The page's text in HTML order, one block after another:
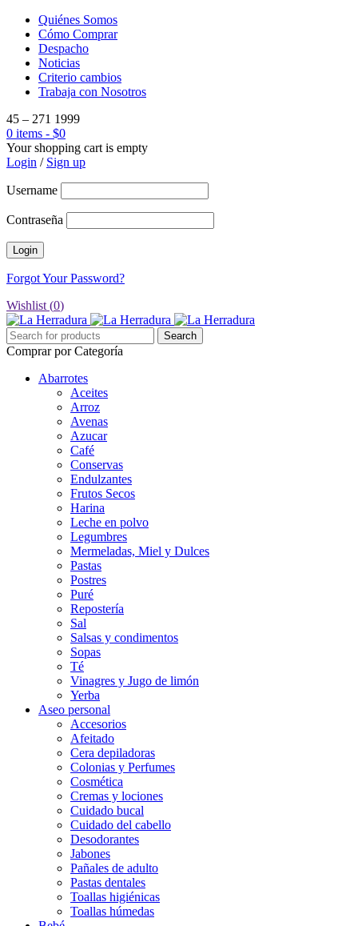
Quiénes Somos
Cómo Comprar
Despacho
Noticias
Criterio cambios
Trabaja con Nosotros
45 – 271 1999
0 items - $0
Your shopping cart is empty
Login / Sign up
Username
Contraseña
Forgot Your Password?
Wishlist (0)
Comprar por Categoría
Abarrotes
Aceites
Arroz
Avenas
Azucar
Café
Conservas
Endulzantes
Frutos Secos
Harina
Leche en polvo
Legumbres
Mermeladas, Miel y Dulces
Pastas
Postres
Puré
Repostería
Sal
Salsas y condimentos
Sopas
Té
Vinagres y Jugo de limón
Yerba
Aseo personal
Accesorios
Afeitado
Cera depiladoras
Colonias y Perfumes
Cosmética
Cremas y lociones
Cuidado bucal
Cuidado del cabello
Desodorantes
Jabones
Pañales de adulto
Pastas dentales
Toallas higiénicas
Toallas húmedas